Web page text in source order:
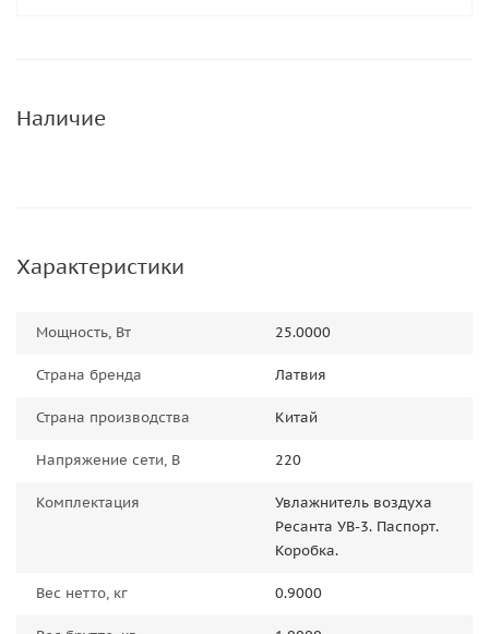
Наличие
Характеристики
Мощность, Вт 25.0000
Страна бренда Латвия
Страна производства Китай
Напряжение сети, В 220
Комплектация
Увлажнитель воздуха
Ресанта УВ-3. Паспорт.
Коробка.
Вес нетто, кг 0.9000